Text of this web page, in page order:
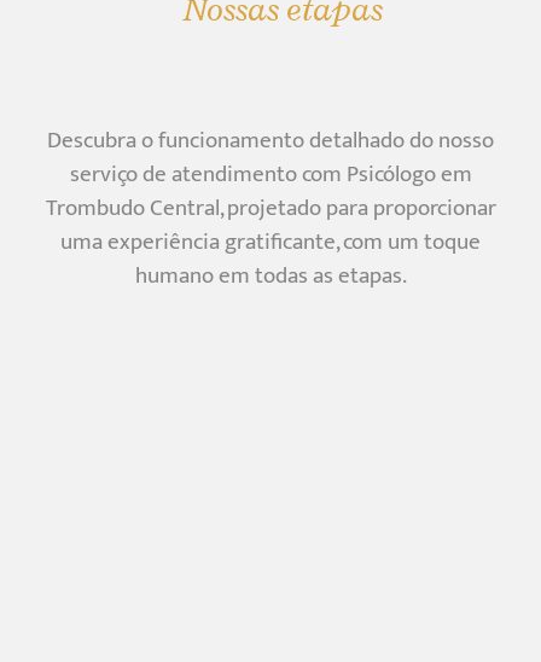
Nossas etapas
Descubra o funcionamento detalhado do nosso
serviço de atendimento com Psicólogo em
Trombudo Central, projetado para proporcionar
uma experiência gratificante, com um toque
humano em todas as etapas.